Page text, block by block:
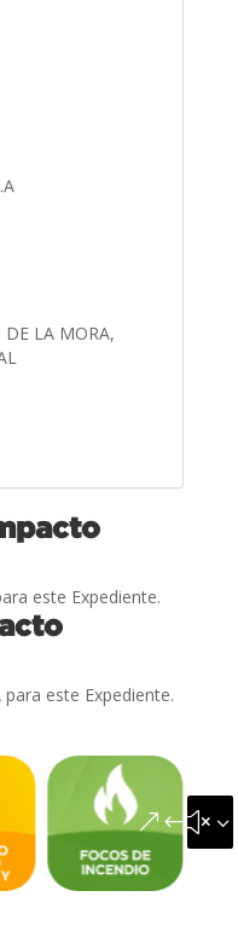
LA MORA,
este Expediente.
este Expediente.